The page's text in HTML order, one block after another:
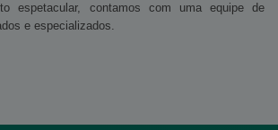
espetacular, contamos com uma equipe de
e especializados.